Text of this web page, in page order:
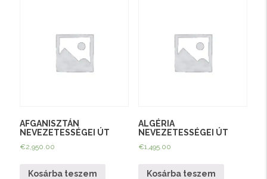
AFGANISZTÁN
NEVEZETESSÉGEI ÚT
€2,950.00
Kosárba teszem
ALGÉRIA
NEVEZETESSÉGEI ÚT
€1,495.00
Kosárba teszem